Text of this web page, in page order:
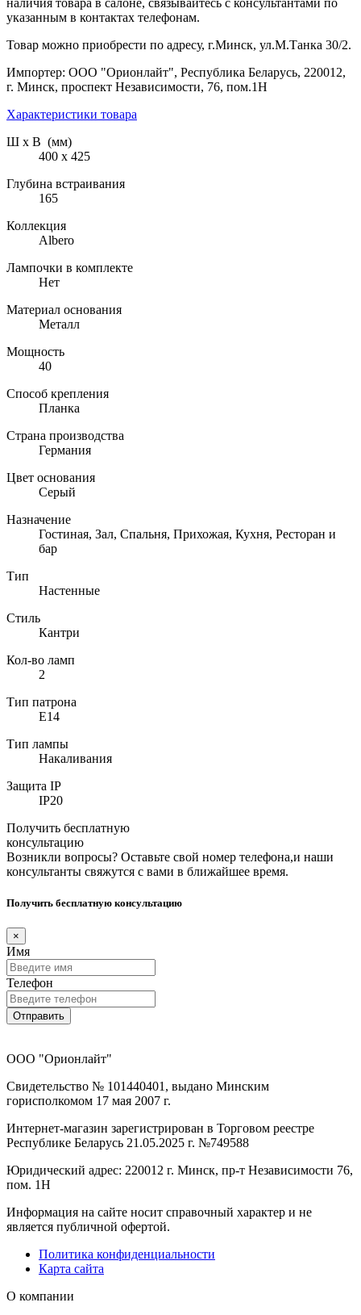
указанным в контактах телефонам.
Товар можно приобрести по адресу, г.Минск, ул.М.Танка 30/2.
Импортер: ООО "Орионлайт", Республика Беларусь, 220012,
г. Минск, проспект Независимости, 76, пом.1Н
Характеристики товара
Ш х В (мм)
400 х 425
Глубина встраивания
165
Коллекция
Albero
Лампочки в комплекте
Нет
Материал основания
Металл
Мощность
40
Способ крепления
Планка
Страна производства
Германия
Цвет основания
Серый
Назначение
Гостиная, Зал, Спальня, Прихожая, Кухня, Ресторан и
бар
Тип
Настенные
Стиль
Кантри
Кол-во ламп
2
Тип патрона
E14
Тип лампы
Накаливания
Защита IP
IP20
Получить бесплатную
консультацию
Возникли вопросы? Оставьте свой номер телефона,и наши
консультанты свяжутся с вами в ближайшее время.
Получить бесплатную консультацию
×
Имя
Телефон
Отправить
ООО "Орионлайт"
Свидетельство № 101440401, выдано Минским
горисполкомом 17 мая 2007 г.
Интернет-магазин зарегистрирован в Торговом реестре
Республике Беларусь 21.05.2025 г. №749588
Юридический адрес: 220012 г. Минск, пр-т Независимости 76,
пом. 1Н
Информация на сайте носит справочный характер и не
является публичной офертой.
Политика конфиденциальности
Карта сайта
О компании